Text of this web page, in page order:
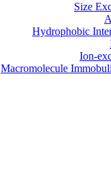
Size
Hydrophobic
Ion-
Macromolecule